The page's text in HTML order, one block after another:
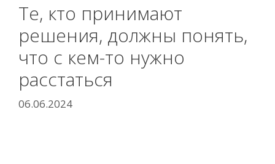
Те, кто принимают
решения, должны понять,
что с кем-то нужно
расстаться
06.06.2024